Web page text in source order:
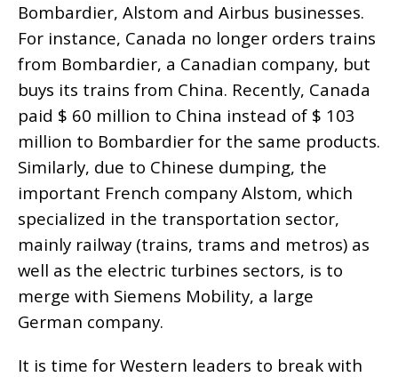
Bombardier, Alstom and Airbus businesses.
For instance, Canada no longer orders trains
from Bombardier, a Canadian company, but
buys its trains from China. Recently, Canada
paid $ 60 million to China instead of $ 103
million to Bombardier for the same products.
Similarly, due to Chinese dumping, the
important French company Alstom, which
specialized in the transportation sector,
mainly railway (trains, trams and metros) as
well as the electric turbines sectors, is to
merge with Siemens Mobility, a large
German company.
It is time for Western leaders to break with